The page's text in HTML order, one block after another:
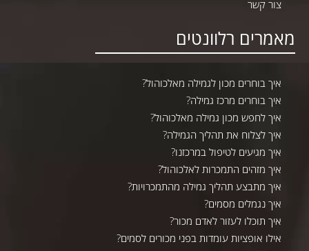
צור קשר
מאמרים רלוונטים
איך בוחרים מכון לגמילה מאלכוהול?
איך בוחרים מרכז גמילה?
איך לחפש מכון גמילה מאלכוהול?
איך לצלוח את תהליך הגמילה?
איך מגיעים לטיפול במרכזנו?
איך מזהים התמכרות לאלכוהול?
איך מתבצע תהליך גמילה מהתמכרויות?
איך נגמלים מסמים?
איך תוכלו לעזור לאדם מכור?
אילו אופציות עומדות בפני מכורים לסמים?